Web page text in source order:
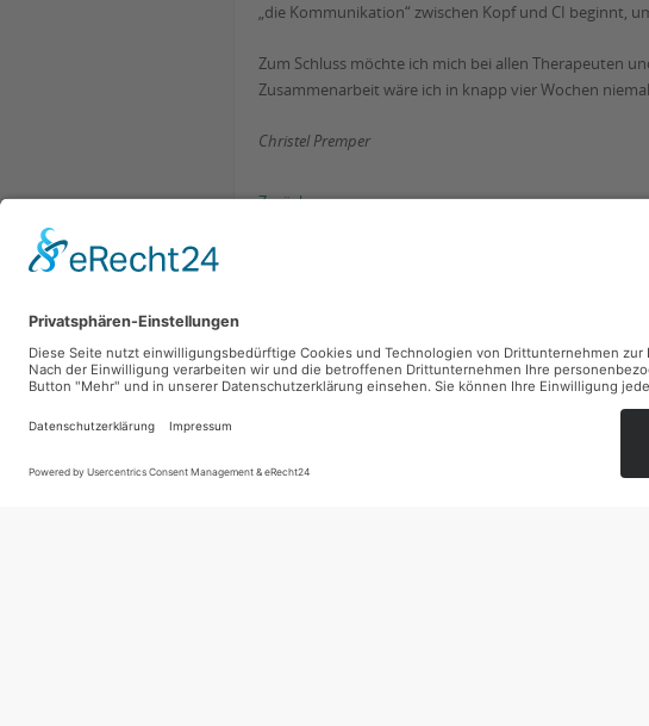
„die Kommunikation“ zwischen Kopf und CI beginnt,
Zum Schluss möchte ich mich bei allen Therapeuten
Zusammenarbeit wäre ich in knapp vier Wochen
Christel Premper
Zurück